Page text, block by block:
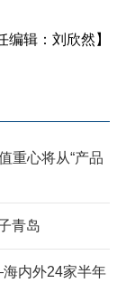
编辑：刘欣然】
重心将从“产品
青岛
内外24家半年